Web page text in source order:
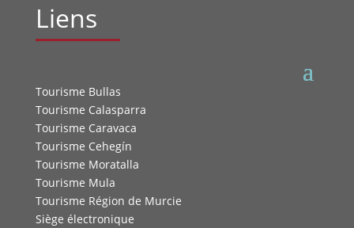
Liens
Tourisme Bullas
Tourisme Calasparra
Tourisme Caravaca
Tourisme Cehegín
Tourisme Moratalla
Tourisme Mula
Tourisme Région de Murcie
Siège électronique